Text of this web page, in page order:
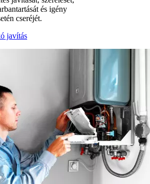
és igény
cseréjét.
javítás